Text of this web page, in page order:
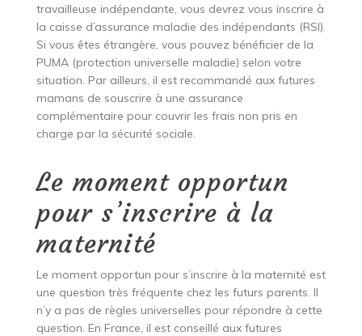
travailleuse indépendante, vous devrez vous inscrire à
la caisse d’assurance maladie des indépendants (RSI).
Si vous êtes étrangère, vous pouvez bénéficier de la
PUMA (protection universelle maladie) selon votre
situation. Par ailleurs, il est recommandé aux futures
mamans de souscrire à une assurance
complémentaire pour couvrir les frais non pris en
charge par la sécurité sociale.
Le moment opportun
pour s’inscrire à la
maternité
Le moment opportun pour s’inscrire à la maternité est
une question très fréquente chez les futurs parents. Il
n’y a pas de règles universelles pour répondre à cette
question. En France, il est conseillé aux futures